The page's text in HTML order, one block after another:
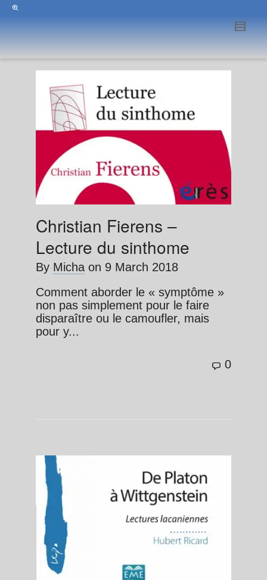
Christian Fierens –
Lecture du sinthome
By Micha on 9 March 2018
Comment aborder le « symptôme »
non pas simplement pour le faire
disparaître ou le camoufler, mais
pour y...
0